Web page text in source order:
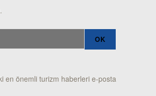
en önemli turizm haberleri e-posta